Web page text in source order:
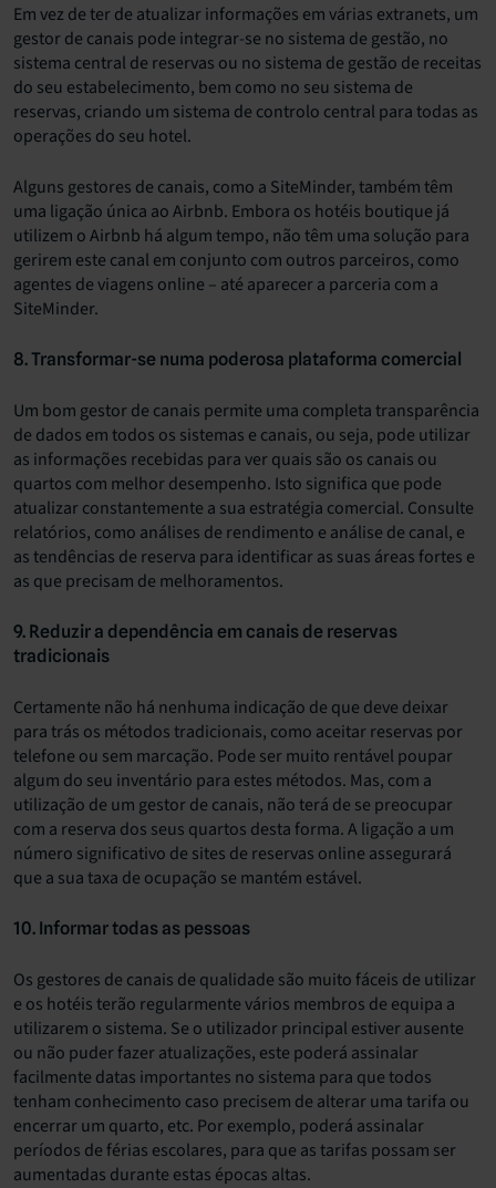
Em vez de ter de atualizar informações em várias extranets, um
gestor de canais pode integrar-se no sistema de gestão, no
sistema central de reservas ou no sistema de gestão de receitas
do seu estabelecimento, bem como no seu sistema de
reservas, criando um sistema de controlo central para todas as
operações do seu hotel.
Alguns gestores de canais, como a SiteMinder, também têm
uma ligação única ao Airbnb. Embora os hotéis boutique já
utilizem o Airbnb há algum tempo, não têm uma solução para
gerirem este canal em conjunto com outros parceiros, como
agentes de viagens online – até aparecer a parceria com a
SiteMinder.
8. Transformar-se numa poderosa plataforma comercial
Um bom gestor de canais permite uma completa transparência
de dados em todos os sistemas e canais, ou seja, pode utilizar
as informações recebidas para ver quais são os canais ou
quartos com melhor desempenho. Isto significa que pode
atualizar constantemente a sua estratégia comercial. Consulte
relatórios, como análises de rendimento e análise de canal, e
as tendências de reserva para identificar as suas áreas fortes e
as que precisam de melhoramentos.
9. Reduzir a dependência em canais de reservas
tradicionais
Certamente não há nenhuma indicação de que deve deixar
para trás os métodos tradicionais, como aceitar reservas por
telefone ou sem marcação. Pode ser muito rentável poupar
algum do seu inventário para estes métodos. Mas, com a
utilização de um gestor de canais, não terá de se preocupar
com a reserva dos seus quartos desta forma. A ligação a um
número significativo de sites de reservas online assegurará
que a sua taxa de ocupação se mantém estável.
10. Informar todas as pessoas
Os gestores de canais de qualidade são muito fáceis de utilizar
e os hotéis terão regularmente vários membros de equipa a
utilizarem o sistema. Se o utilizador principal estiver ausente
ou não puder fazer atualizações, este poderá assinalar
facilmente datas importantes no sistema para que todos
tenham conhecimento caso precisem de alterar uma tarifa ou
encerrar um quarto, etc. Por exemplo, poderá assinalar
períodos de férias escolares, para que as tarifas possam ser
aumentadas durante estas épocas altas.